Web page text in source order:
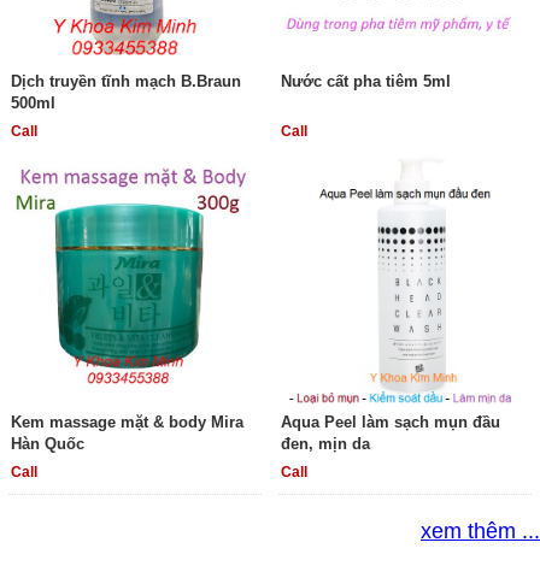
Dịch truyền tĩnh mạch B.Braun
500ml
Call
Nước cất pha tiêm 5ml
Call
Kem massage mặt & body Mira
Hàn Quốc
Call
Aqua Peel làm sạch mụn đầu
đen, mịn da
Call
xem thêm ...